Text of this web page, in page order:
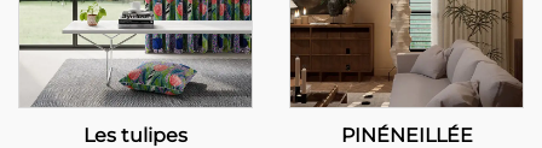
Les tulipes PINÉNEILLÉE